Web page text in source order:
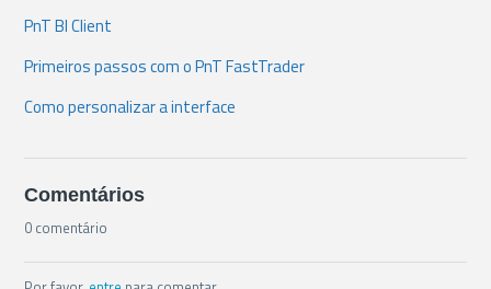
PnT BI Client
Primeiros passos com o PnT FastTrader
Como personalizar a interface
Comentários
0 comentário